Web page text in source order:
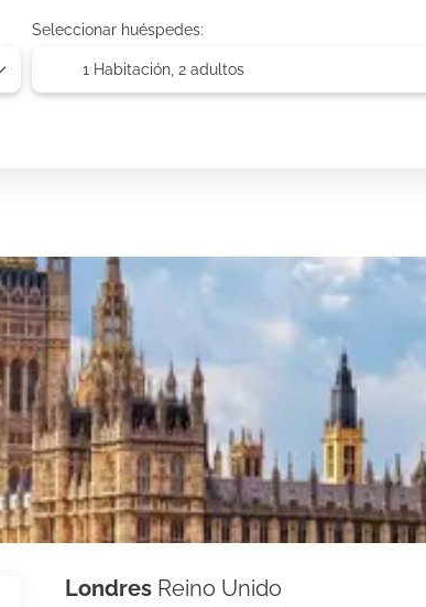
Seleccionar huéspedes:
1 Habitación, 2 adultos
LondresReino Unido